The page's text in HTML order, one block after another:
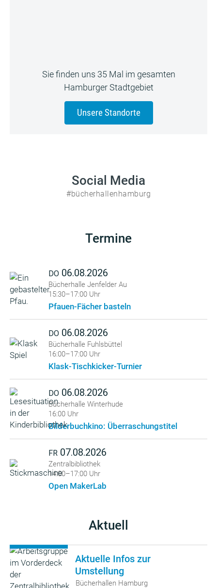
Sie finden uns 35 Mal im gesamten
Hamburger Stadtgebiet
Unsere Standorte
Social Media
#bücherhallenhamburg
Termine
DO 06.08.2026
Bücherhalle Jenfelder Au
15:30–17:00 Uhr
Pfauen-Fächer basteln
DO 06.08.2026
Bücherhalle Fuhlsbüttel
16:00–17:00 Uhr
Klask-Tischkicker-Turnier
DO 06.08.2026
Bücherhalle Winterhude
16:00 Uhr
Bilderbuchkino: Überraschungstitel
FR 07.08.2026
Zentralbibliothek
14:00–17:00 Uhr
Open MakerLab
Aktuell
Aktuelle Infos zur
Umstellung
Bücherhallen Hamburg